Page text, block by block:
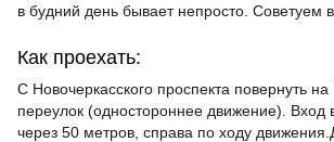
в будний день бывает непросто. Советуем
Как проехать:
С Новочеркасского проспекта повернуть
переулок (одностороннее движение). Вход
через 50 метров, справа по ходу